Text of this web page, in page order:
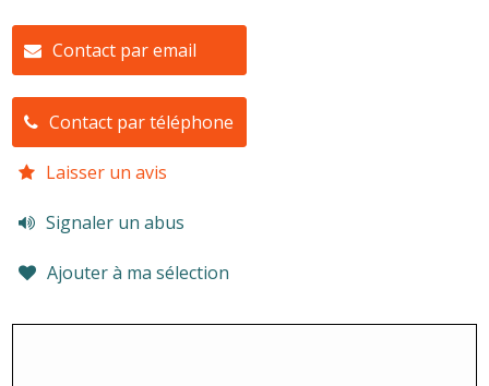
Contact par email
Contact par téléphone
Laisser un avis
Signaler un abus
Ajouter à ma sélection